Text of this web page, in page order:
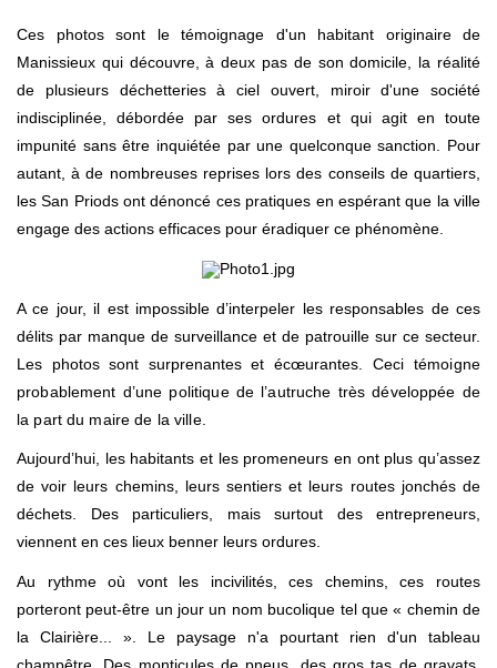
Ces photos sont le témoignage d'un habitant originaire de
Manissieux qui découvre, à deux pas de son domicile, la réalité
de plusieurs déchetteries à ciel ouvert, miroir d'une société
indisciplinée, débordée par ses ordures et qui agit en toute
impunité sans être inquiétée par une quelconque sanction. Pour
autant, à de nombreuses reprises lors des conseils de quartiers,
les San Priods ont dénoncé ces pratiques en espérant que la ville
engage des actions efficaces pour éradiquer ce phénomène.
A ce jour, il est impossible d’interpeler les responsables de ces
délits par manque de surveillance et de patrouille sur ce secteur.
Les photos sont surprenantes et écœurantes.
Ceci témoigne
probablement d’une politique de l’autruche très développée de
la part du maire de la ville.
Aujourd’hui, les habitants et les promeneurs en ont plus qu’assez
de voir leurs chemins, leurs sentiers et leurs routes jonchés de
déchets. Des particuliers, mais surtout des entrepreneurs,
viennent en ces lieux benner leurs ordures.
Au rythme où vont les incivilités, ces chemins, ces routes
porteront peut-être un jour un nom bucolique tel que « chemin de
la Clairière... ». Le paysage n'a pourtant rien d'un tableau